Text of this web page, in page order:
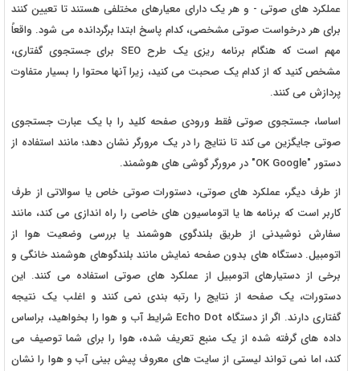
عملکرد های صوتی - و هر یک دارای معیارهای مختلفی هستند تا تعیین کنند
برای هر درخواست صوتی مشخصی، کدام پاسخ ابتدا برگردانده می شود. واقعاً
مهم است که هنگام برنامه ریزی یک طرح SEO برای جستجوی گفتاری،
مشخص کنید که از کدام یک صحبت می کنید، زیرا آنها محتوا را بسیار متفاوت
پردازش می کنند.
اساسا، جستجوی صوتی فقط ورودی صفحه کلید را با یک عبارت جستجوی
صوتی جایگزین می کند تا نتایج را در یک مرورگر نشان دهد؛ مانند استفاده از
دستور "OK Google" در مرورگر گوشی های هوشمند.
از طرف دیگر، عملکرد های صوتی، دستورات صوتی خاص یا سوالاتی از طرف
کاربر است که برنامه ها یا اتوماسیون های خاصی را راه اندازی می کند، مانند
سفارش نوشیدنی از طریق بلندگوی هوشمند یا بررسی وضعیت هوا از
اتومبیل. دستگاه های بدون صفحه نمایش مانند بلندگوهای هوشمند خانگی و
برخی از دستیارهای اتومبیل از عملکرد های صوتی استفاده می کنند. این
دستورات، یک صفحه از نتایج را رتبه بندی نمی کنند و اغلب یک نتیجه
گفتاری دارند. اگر از دستگاه Echo Dot شرایط آب و هوا را بخواهید، براساس
داده های گرفته شده از یک منبع تعریف شده، هوا را برای شما توصیف می
کند، اما نمی تواند لیستی از سایت های معروف پیش بینی آب و هوا را نشان